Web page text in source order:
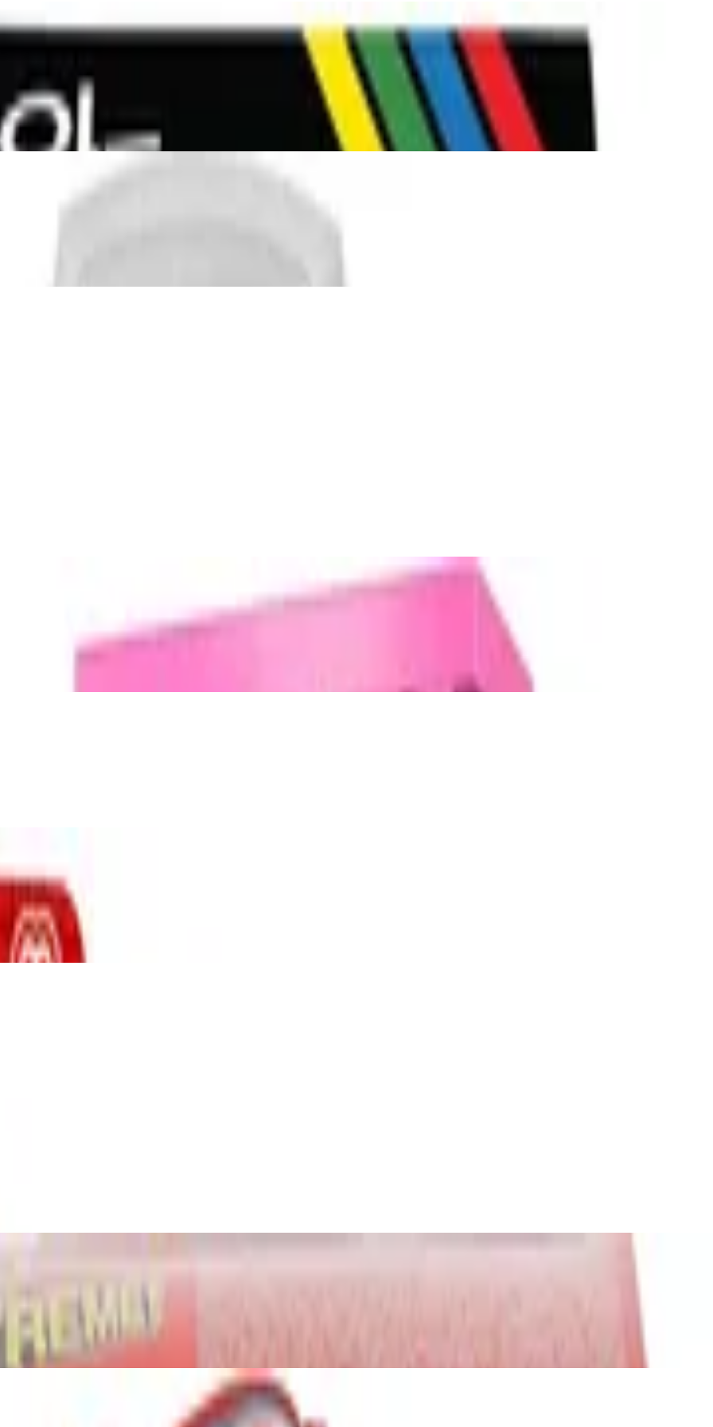
Familienspiel geeignet für 2 - 6 Spieler, Spiel ab 7 Jahren
Garage Spielset, Aufzug zum Befördern von Fahrzeugen, farbenfrohes Set,